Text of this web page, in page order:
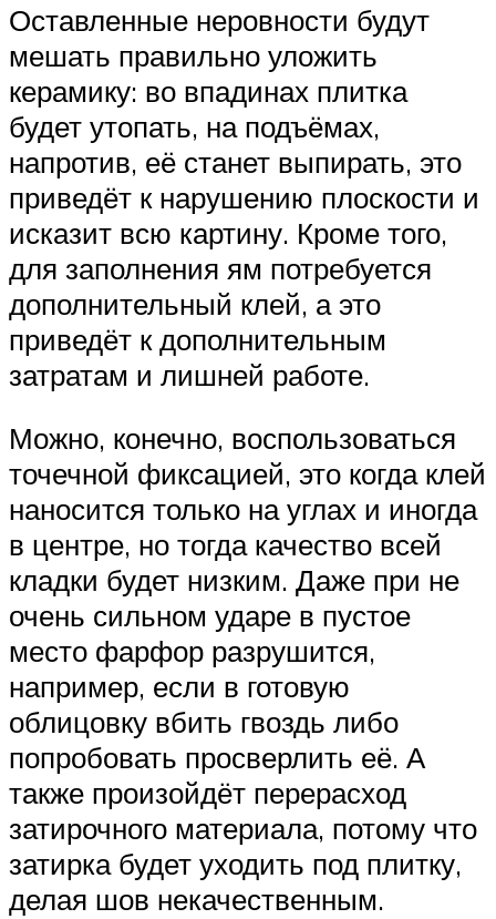
Оставленные неровности будут
мешать правильно уложить
керамику: во впадинах плитка
будет утопать, на подъёмах,
напротив, её станет выпирать, это
приведёт к нарушению плоскости и
исказит всю картину. Кроме того,
для заполнения ям потребуется
дополнительный клей, а это
приведёт к дополнительным
затратам и лишней работе.
Можно, конечно, воспользоваться
точечной фиксацией, это когда клей
наносится только на углах и иногда
в центре, но тогда качество всей
кладки будет низким. Даже при не
очень сильном ударе в пустое
место фарфор разрушится,
например, если в готовую
облицовку вбить гвоздь либо
попробовать просверлить её. А
также произойдёт перерасход
затирочного материала, потому что
затирка будет уходить под плитку,
делая шов некачественным.